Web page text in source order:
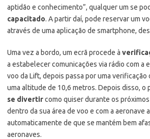
aptidão e conhecimento”, qualquer um se
capacitado. A partir daí, pode reservar um
através de uma aplicação de smartphone,
Uma vez a bordo, um ecrã procede à
a estabelecer comunicações via rádio com a
voo da Lift, depois passa por uma verificação
uma altitude de 10,6 metros. Depois disso, o
se divertircomo quiser durante os próximos
dentro da sua área de voo e com a aeronave
automaticamente de que se mantém bem
aeronaves.